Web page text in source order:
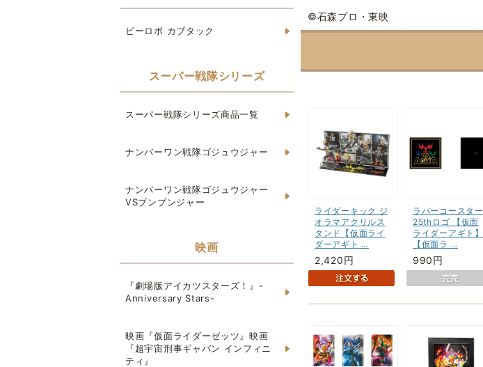
©石森プロ・東映
ライダーキック ジ
オラマアクリルス
タンド【仮面ライ
ダーアギト …
2,420円
ラバーコースター
25thロゴ 【仮面
ライダーアギト】
【仮面ラ …
990円
ビーロボ カブタック
スーパー戦隊シリーズ
スーパー戦隊シリーズ商品一覧
ナンバーワン戦隊ゴジュウジャー
ナンバーワン戦隊ゴジュウジャー
VSブンブンジャー
映画
『劇場版アイカツスターズ！』-
Anniversary Stars-
映画『仮面ライダーゼッツ』映画
『超宇宙刑事ギャバン インフィニ
ティ』